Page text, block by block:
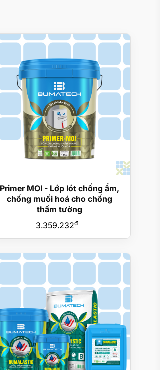
Primer MOI - Lớp lót chống ẩm,
chống muối hoá cho chống
thấm tường
3.359.232đ